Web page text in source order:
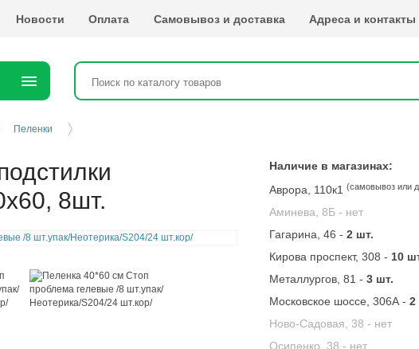
Новости Оплата Самовывоз и доставка Адреса и контакты
Пеленки
8шт.
Наличие в магазинах:
Аврора, 110к1(самовывоз или
Аминева, 8Б - нет
Гагарина, 46 -2 шт.
Кирова проспект, 308 - 10
Металлургов, 81 -3 шт.
Московское шоссе, 306А -2
Ново-Садовая, 38 - нет
Осипенко, 38 - нет